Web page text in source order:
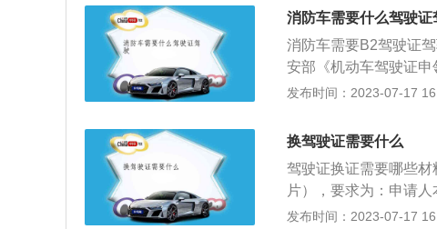
10天。
3、大型的新能源客车
车，分别需要a1、a3
领和使用管理规定》
照准驾车型不符的汽
12分，罚款200-2000
消防车需要什么驾驶证
消防车需要B2驾驶证
安部《机动车驾驶证
车；重型、中型专业作
灭火或消防救援的车
紧急抢救用途。消防车
多种工具。现代消防车
防护服、破拆工具、
置等大型灭火设备。多
发布时间：2023-07-17
换驾驶证需要什么
驾驶证换证需要哪些
片），要求为：申请
戴眼镜）；2、机动车
发布时间：2023-07-17